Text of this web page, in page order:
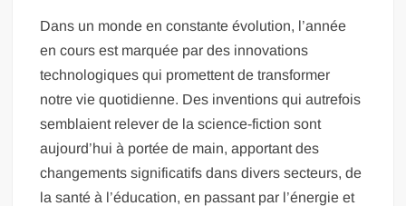
Dans un monde en constante évolution, l’année
en cours est marquée par des innovations
technologiques qui promettent de transformer
notre vie quotidienne. Des inventions qui autrefois
semblaient relever de la science-fiction sont
aujourd’hui à portée de main, apportant des
changements significatifs dans divers secteurs, de
la santé à l’éducation, en passant par l’énergie et